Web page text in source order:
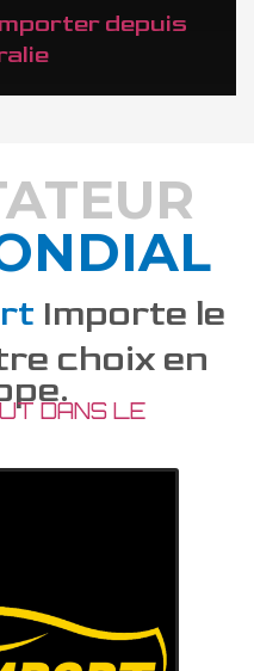
depuis
Importe le
choix en
DANS LE